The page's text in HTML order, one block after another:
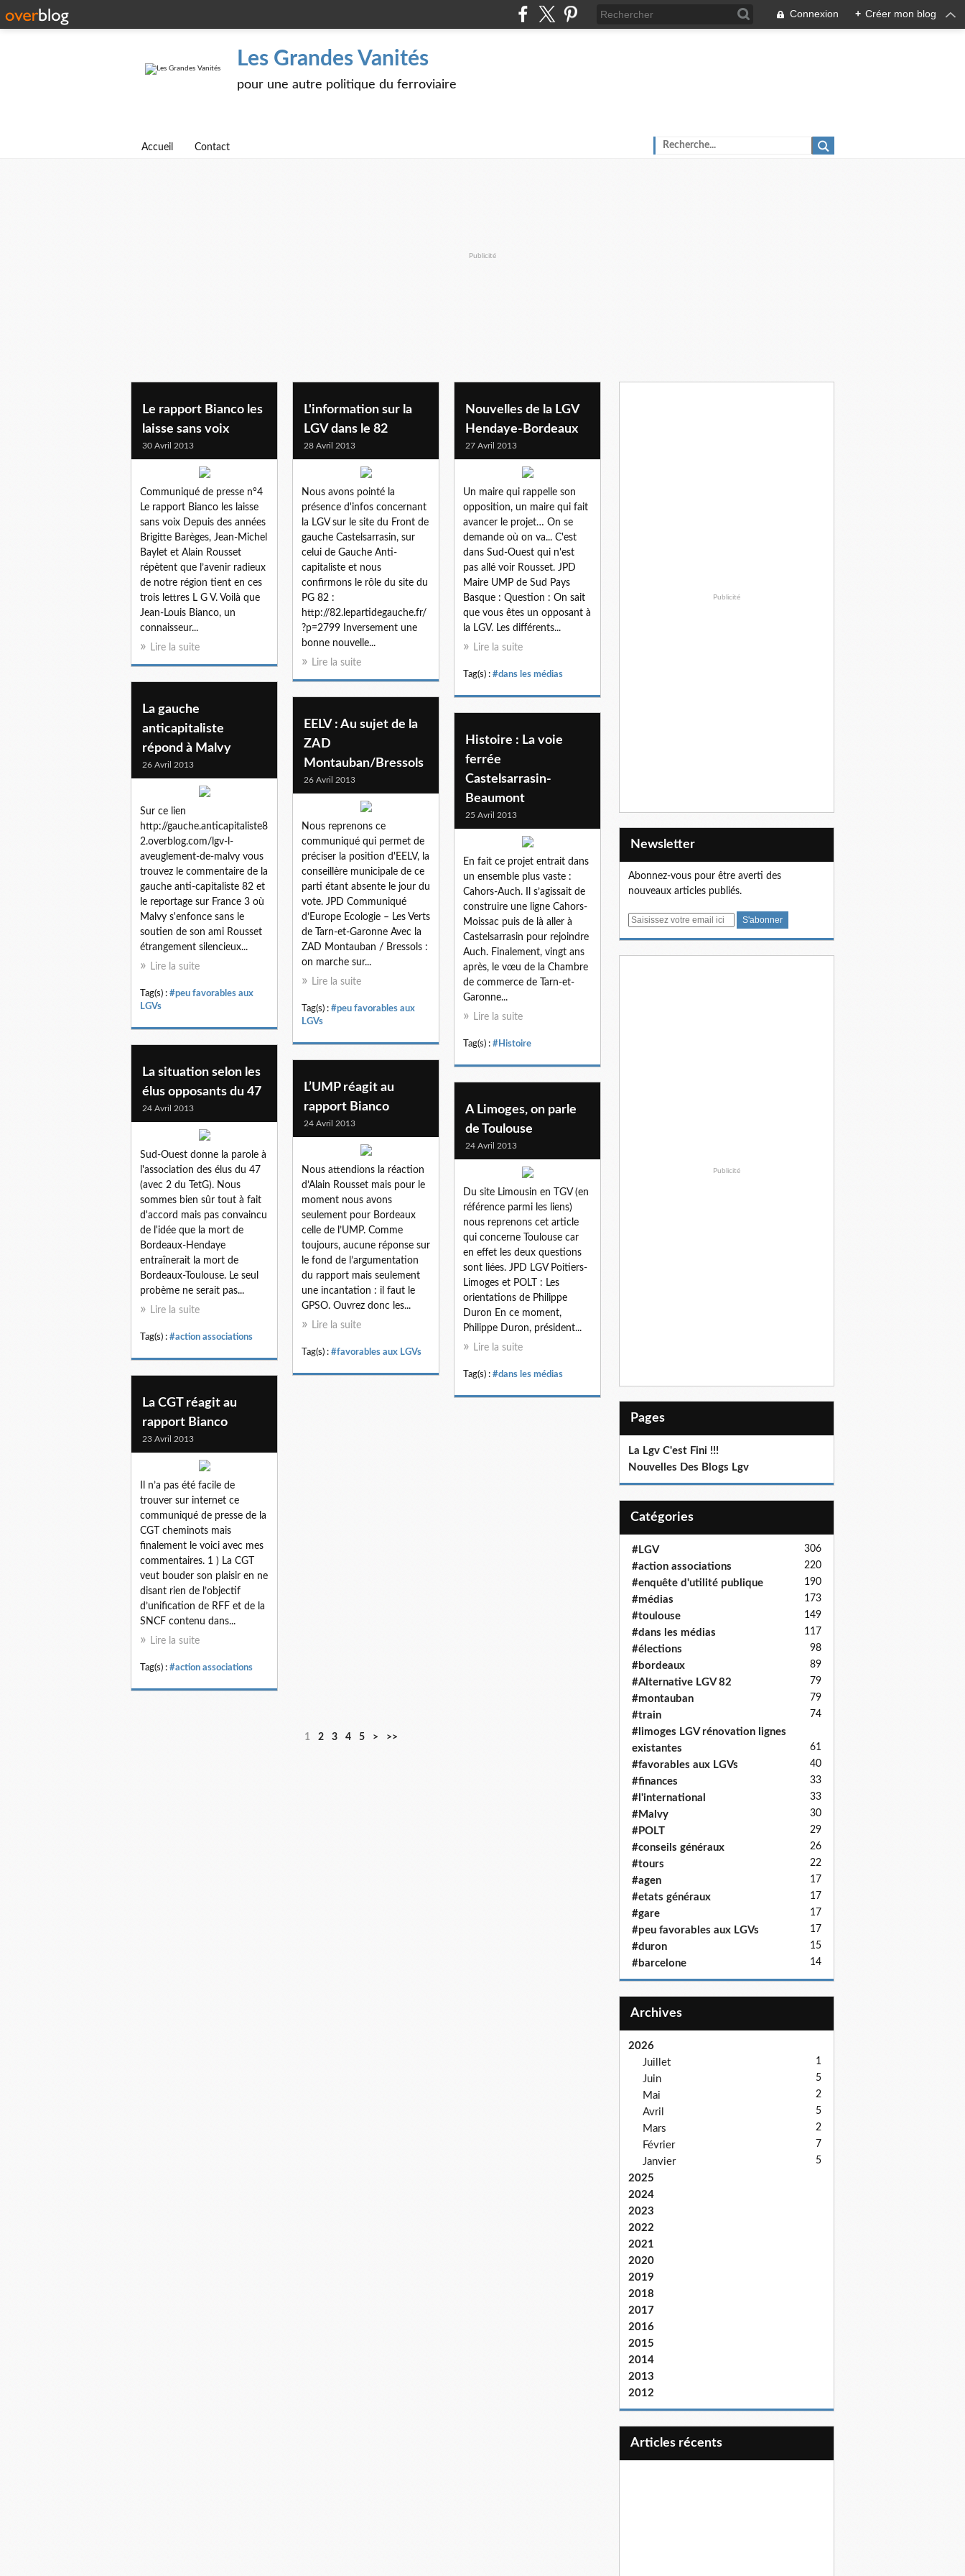
Connexion + Créer mon blog
Les Grandes Vanités
pour une autre politique du ferroviaire
Accueil Contact
Publicité
Le rapport Bianco les
laisse sans voix
30 Avril 2013
Communiqué de presse n°4
Le rapport Bianco les laisse
sans voix Depuis des années
Brigitte Barèges, Jean-Michel
Baylet et Alain Rousset
répètent que l’avenir radieux
de notre région tient en ces
trois lettres L G V. Voilà que
Jean-Louis Bianco, un
connaisseur...
Lire la suite
L'information sur la
LGV dans le 82
28 Avril 2013
Nous avons pointé la
présence d'infos concernant
la LGV sur le site du Front de
gauche Castelsarrasin, sur
celui de Gauche Anti-
capitaliste et nous
confirmons le rôle du site du
PG 82 :
http://82.lepartidegauche.fr/
?p=2799 Inversement une
bonne nouvelle...
Lire la suite
Nouvelles de la LGV
Hendaye-Bordeaux
27 Avril 2013
Un maire qui rappelle son
opposition, un maire qui fait
avancer le projet… On se
demande où on va... C'est
dans Sud-Ouest qui n'est
pas allé voir Rousset. JPD
Maire UMP de Sud Pays
Basque : Question : On sait
que vous êtes un opposant à
la LGV. Les différents...
Lire la suite
Tag(s) : #dans les médias
La gauche
anticapitaliste
répond à Malvy
26 Avril 2013
Sur ce lien
http://gauche.anticapitaliste8
2.overblog.com/lgv-l-
aveuglement-de-malvy vous
trouvez le commentaire de la
gauche anti-capitaliste 82 et
le reportage sur France 3 où
Malvy s'enfonce sans le
soutien de son ami Rousset
étrangement silencieux...
Lire la suite
Tag(s) : #peu favorables aux
LGVs
EELV : Au sujet de la
ZAD
Montauban/Bressols
26 Avril 2013
Nous reprenons ce
communiqué qui permet de
préciser la position d'EELV, la
conseillère municipale de ce
parti étant absente le jour du
vote. JPD Communiqué
d’Europe Ecologie – Les Verts
de Tarn-et-Garonne Avec la
ZAD Montauban / Bressols :
on marche sur...
Lire la suite
Tag(s) : #peu favorables aux
LGVs
Histoire : La voie
ferrée
Castelsarrasin-
Beaumont
25 Avril 2013
En fait ce projet entrait dans
un ensemble plus vaste :
Cahors-Auch. Il s’agissait de
construire une ligne Cahors-
Moissac puis de là aller à
Castelsarrasin pour rejoindre
Auch. Finalement, vingt ans
après, le vœu de la Chambre
de commerce de Tarn-et-
Garonne...
Lire la suite
Tag(s) : #Histoire
La situation selon les
élus opposants du 47
24 Avril 2013
Sud-Ouest donne la parole à
l'association des élus du 47
(avec 2 du TetG). Nous
sommes bien sûr tout à fait
d'accord mais pas convaincu
de l'idée que la mort de
Bordeaux-Hendaye
entraînerait la mort de
Bordeaux-Toulouse. Le seul
probème ne serait pas...
Lire la suite
Tag(s) : #action associations
L’UMP réagit au
rapport Bianco
24 Avril 2013
Nous attendions la réaction
d’Alain Rousset mais pour le
moment nous avons
seulement pour Bordeaux
celle de l’UMP. Comme
toujours, aucune réponse sur
le fond de l’argumentation
du rapport mais seulement
une incantation : il faut le
GPSO. Ouvrez donc les...
Lire la suite
Tag(s) : #favorables aux LGVs
A Limoges, on parle
de Toulouse
24 Avril 2013
Du site Limousin en TGV (en
référence parmi les liens)
nous reprenons cet article
qui concerne Toulouse car
en effet les deux questions
sont liées. JPD LGV Poitiers-
Limoges et POLT : Les
orientations de Philippe
Duron En ce moment,
Philippe Duron, président...
Lire la suite
Tag(s) : #dans les médias
La CGT réagit au
rapport Bianco
23 Avril 2013
Il n’a pas été facile de
trouver sur internet ce
communiqué de presse de la
CGT cheminots mais
finalement le voici avec mes
commentaires. 1 ) La CGT
veut bouder son plaisir en ne
disant rien de l’objectif
d’unification de RFF et de la
SNCF contenu dans...
Lire la suite
Tag(s) : #action associations
1 2 3 4 5 > >>
Publicité
Newsletter
Abonnez-vous pour être averti des
nouveaux articles publiés.
E
Publicité
Pages
La Lgv C'est Fini !!!
Nouvelles Des Blogs Lgv
Catégories
#LGV 306
#action associations 220
#enquête d'utilité publique 190
#médias 173
#toulouse 149
#dans les médias 117
#élections 98
#bordeaux 89
#Alternative LGV 82 79
#montauban 79
#train 74
#limoges LGV rénovation lignes
existantes
61
#favorables aux LGVs 40
#finances 33
#l'international 33
#Malvy 30
#POLT 29
#conseils généraux 26
#tours 22
#agen 17
#etats généraux 17
#gare 17
#peu favorables aux LGVs 17
#duron 15
#barcelone 14
Archives
2026
Juillet
1
Juin 5
Mai 2
Avril 5
Mars 2
Février 7
Janvier 5
2025
2024
2023
2022
2021
2020
2019
2018
2017
2016
2015
2014
2013
2012
articles récents